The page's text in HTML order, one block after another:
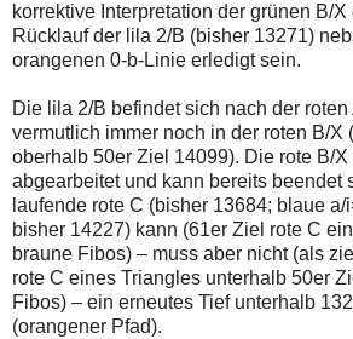
korrektive Interpretation der grünen B/X
Rücklauf der lila 2/B (bisher 13271)
orangenen 0-b-Linie erledigt sein.
Die lila 2/B befindet sich nach der roten
vermutlich immer noch in der roten B/X
oberhalb 50er Ziel 14099). Die rote B/
abgearbeitet und kann bereits beendet
laufende rote C (bisher 13684; blaue
bisher 14227) kann (61er Ziel rote C
braune Fibos) – muss aber nicht (als
rote C eines Triangles unterhalb 50er
Fibos) – ein erneutes Tief unterhalb
(orangener Pfad).